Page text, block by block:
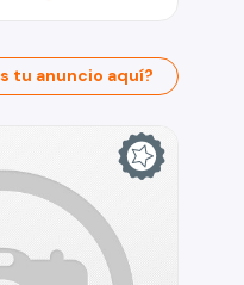
tu anuncio aquí?